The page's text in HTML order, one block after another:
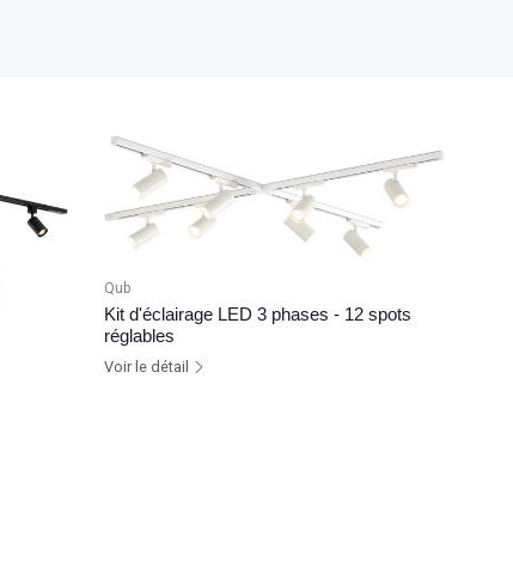
Qub
Kit d'éclairage LED 3 phases - 12 spots
réglables
Voir le détail